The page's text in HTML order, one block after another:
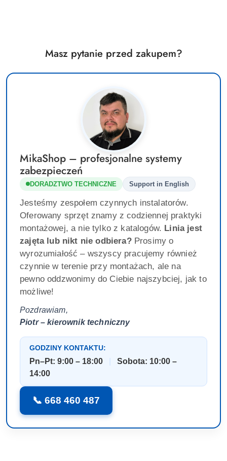
Masz pytanie przed zakupem?
MikaShop – profesjonalne systemy
zabezpieczeń
DORADZTWO TECHNICZNE Support in English
Jesteśmy zespołem czynnych instalatorów.
Oferowany sprzęt znamy z codziennej praktyki
montażowej, a nie tylko z katalogów. Linia jest
zajęta lub nikt nie odbiera?Prosimy o
wyrozumiałość – wszyscy pracujemy również
czynnie w terenie przy montażach, ale na
pewno oddzwonimy do Ciebie najszybciej, jak to
możliwe!
Pozdrawiam,
Piotr – kierownik techniczny
GODZINY KONTAKTU:
Pn–Pt: 9:00 – 18:00
Sobota: 10:00 –
14:00
📞 668 460 487